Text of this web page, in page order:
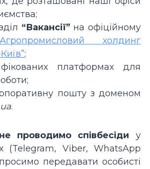
“Вакансії” на офіційному
Агропромисловий холдинг
;
платформах для
пошту з доменом
.
проводимо співбесіди у
(Telegram, Viber, WhatsApp
передавати особисті